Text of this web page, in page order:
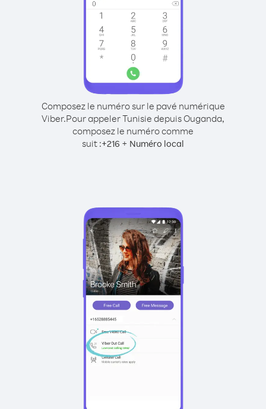
Composez le numéro sur le pavé numérique
Viber.Pour appeler Tunisie depuis Ouganda,
composez le numéro comme
suit :+216 + Numéro local